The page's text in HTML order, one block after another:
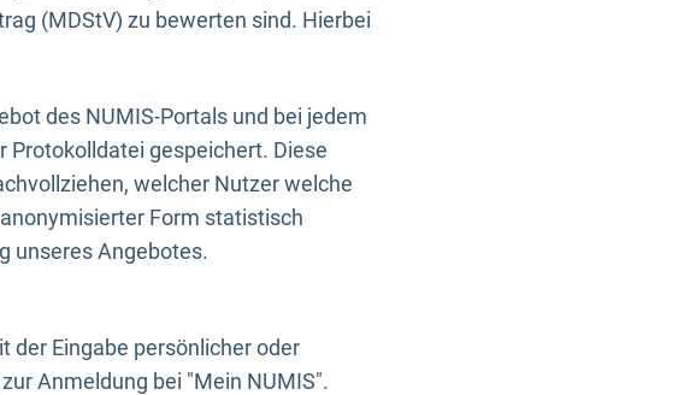
(MDStV) zu bewerten sind. Hierbei
des NUMIS-Portals und bei jedem
Protokolldatei gespeichert. Diese
welcher Nutzer welche
Form statistisch
unseres Angebotes.
der Eingabe persönlicher oder
Anmeldung bei "Mein NUMIS".